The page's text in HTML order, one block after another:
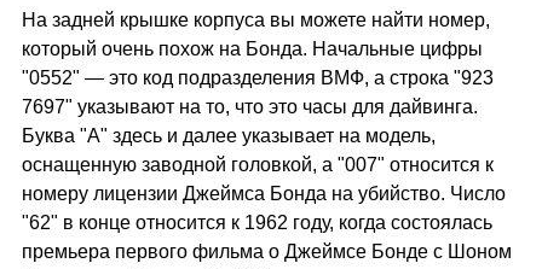
На задней крышке корпуса вы можете найти номер,
который очень похож на Бонда. Начальные цифры
"0552" — это код подразделения ВМФ, а строка "923
7697" указывают на то, что это часы для дайвинга.
Буква "A" здесь и далее указывает на модель,
оснащенную заводной головкой, а "007" относится к
номеру лицензии Джеймса Бонда на убийство. Число
"62" в конце относится к 1962 году, когда состоялась
премьера первого фильма о Джеймсе Бонде с Шоном